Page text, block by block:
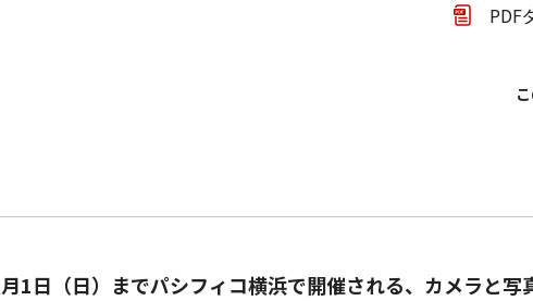
PDF
1日（日）までパシフィコ横浜で開催される、カメラと写